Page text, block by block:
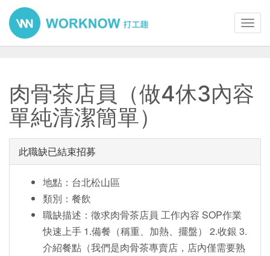
肉骨茶店員（做4休3內容
單純清潔簡單）
此職缺已結束招募
地點：台北松山區
類別：餐飲
職缺描述：徵求肉骨茶店員 工作內容 SOP作業
快速上手 1.備餐（稱重、加熱、擺盤） 2.收銀 3.
介紹餐點（我們是肉骨茶專賣店，店內僅需要熟